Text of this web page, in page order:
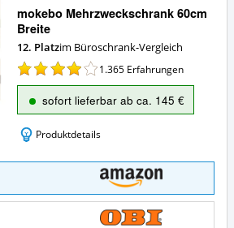
mokebo Mehrzweckschrank 60cm
Breite
12. Platzim Büroschrank-Vergleich
1.365 Erfahrungen
sofort lieferbar ab ca. 145 €
Produktdetails